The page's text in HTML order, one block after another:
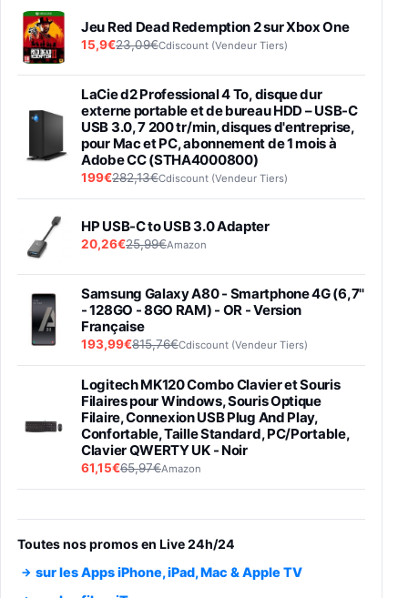
Jeu Red Dead Redemption 2 sur Xbox One
15,9€23,09€Cdiscount (Vendeur Tiers)
LaCie d2 Professional 4 To, disque dur
externe portable et de bureau HDD – USB-C
USB 3.0, 7 200 tr/min, disques d'entreprise,
pour Mac et PC, abonnement de 1 mois à
Adobe CC (STHA4000800)
199€282,13€Cdiscount (Vendeur Tiers)
HP USB-C to USB 3.0 Adapter
20,26€25,99€Amazon
Samsung Galaxy A80 - Smartphone 4G (6,7''
- 128GO - 8GO RAM) - OR - Version
Française
193,99€815,76€Cdiscount (Vendeur Tiers)
Logitech MK120 Combo Clavier et Souris
Filaires pour Windows, Souris Optique
Filaire, Connexion USB Plug And Play,
Confortable, Taille Standard, PC/Portable,
Clavier QWERTY UK - Noir
61,15€65,97€Amazon
entraénement direct 3 vitesses (33-45-78
trs/min) avec pre-ampli intégré et port USB
Toutes nos promos en Live 24h/24
sur les Apps iPhone, iPad, Mac & Apple TV